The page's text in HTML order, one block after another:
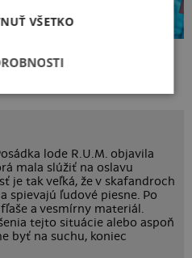
lode R.U.M. objavila
mala slúžiť na oslavu
je tak veľká, že v skafandroch
spievajú ľudové piesne. Po
a vesmírny materiál.
tejto situácie alebo aspoň
byť na suchu, koniec
VŠETKO